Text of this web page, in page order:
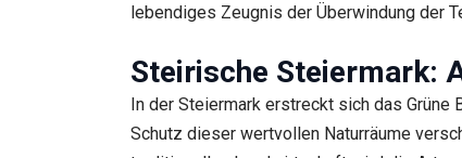
lebendiges Zeugnis der Überwindung der
Steirische Steiermark:
In der Steiermark erstreckt sich das
Schutz dieser wertvollen Naturräume